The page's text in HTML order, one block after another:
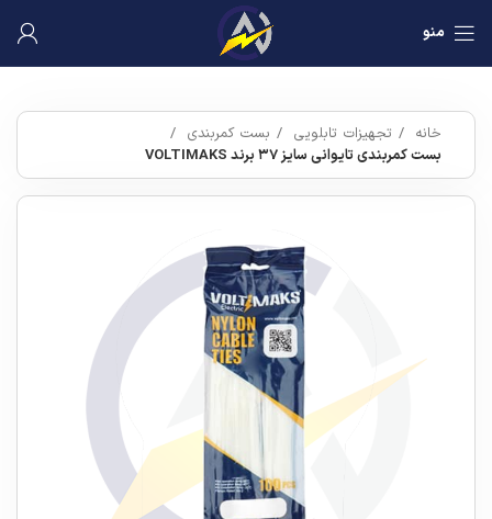
منو
خانه تجهیزات تابلویی
بست کمربندی
بست کمربندی تایوانی سایز ۳۷ برند VOLTIMAKS